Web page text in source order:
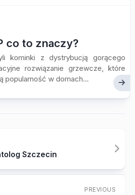
co to znaczy?
kominki z dystrybucją gorącego
rozwiązanie grzewcze, które
popularność w domach...
Szczecin
PREVIOUS